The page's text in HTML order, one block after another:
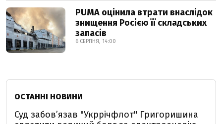
PUMA оцінила втрати внаслідок
знищення Росією її складських
запасів
6 СЕРПНЯ, 14:00
ОСТАННІ НОВИНИ
Суд забов’язав "Укррічфлот" Григоришина